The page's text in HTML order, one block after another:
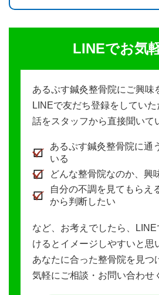
LINEでお気
あるぷす鍼灸整骨院にご興味
LINEで友だち登録をしてい
話をスタッフから直接聞いて
あるぷす鍼灸整骨院に通
いる
どんな整骨院なのか、興
自分の不調を見てもらえ
から判断したい
など、お考えでしたら、
けるとイメージしやすいと思
あなたに合った整骨院を見つ
気軽にご相談・お問い合わせ